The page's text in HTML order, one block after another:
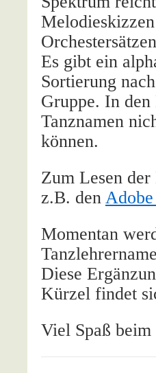
Es gibt ein
Sortierung
Gruppe. In
Tanznamen
können.
Zum Lesen
z.B. den
Momentan
Diese
Kürzel findet
Viel Spaß